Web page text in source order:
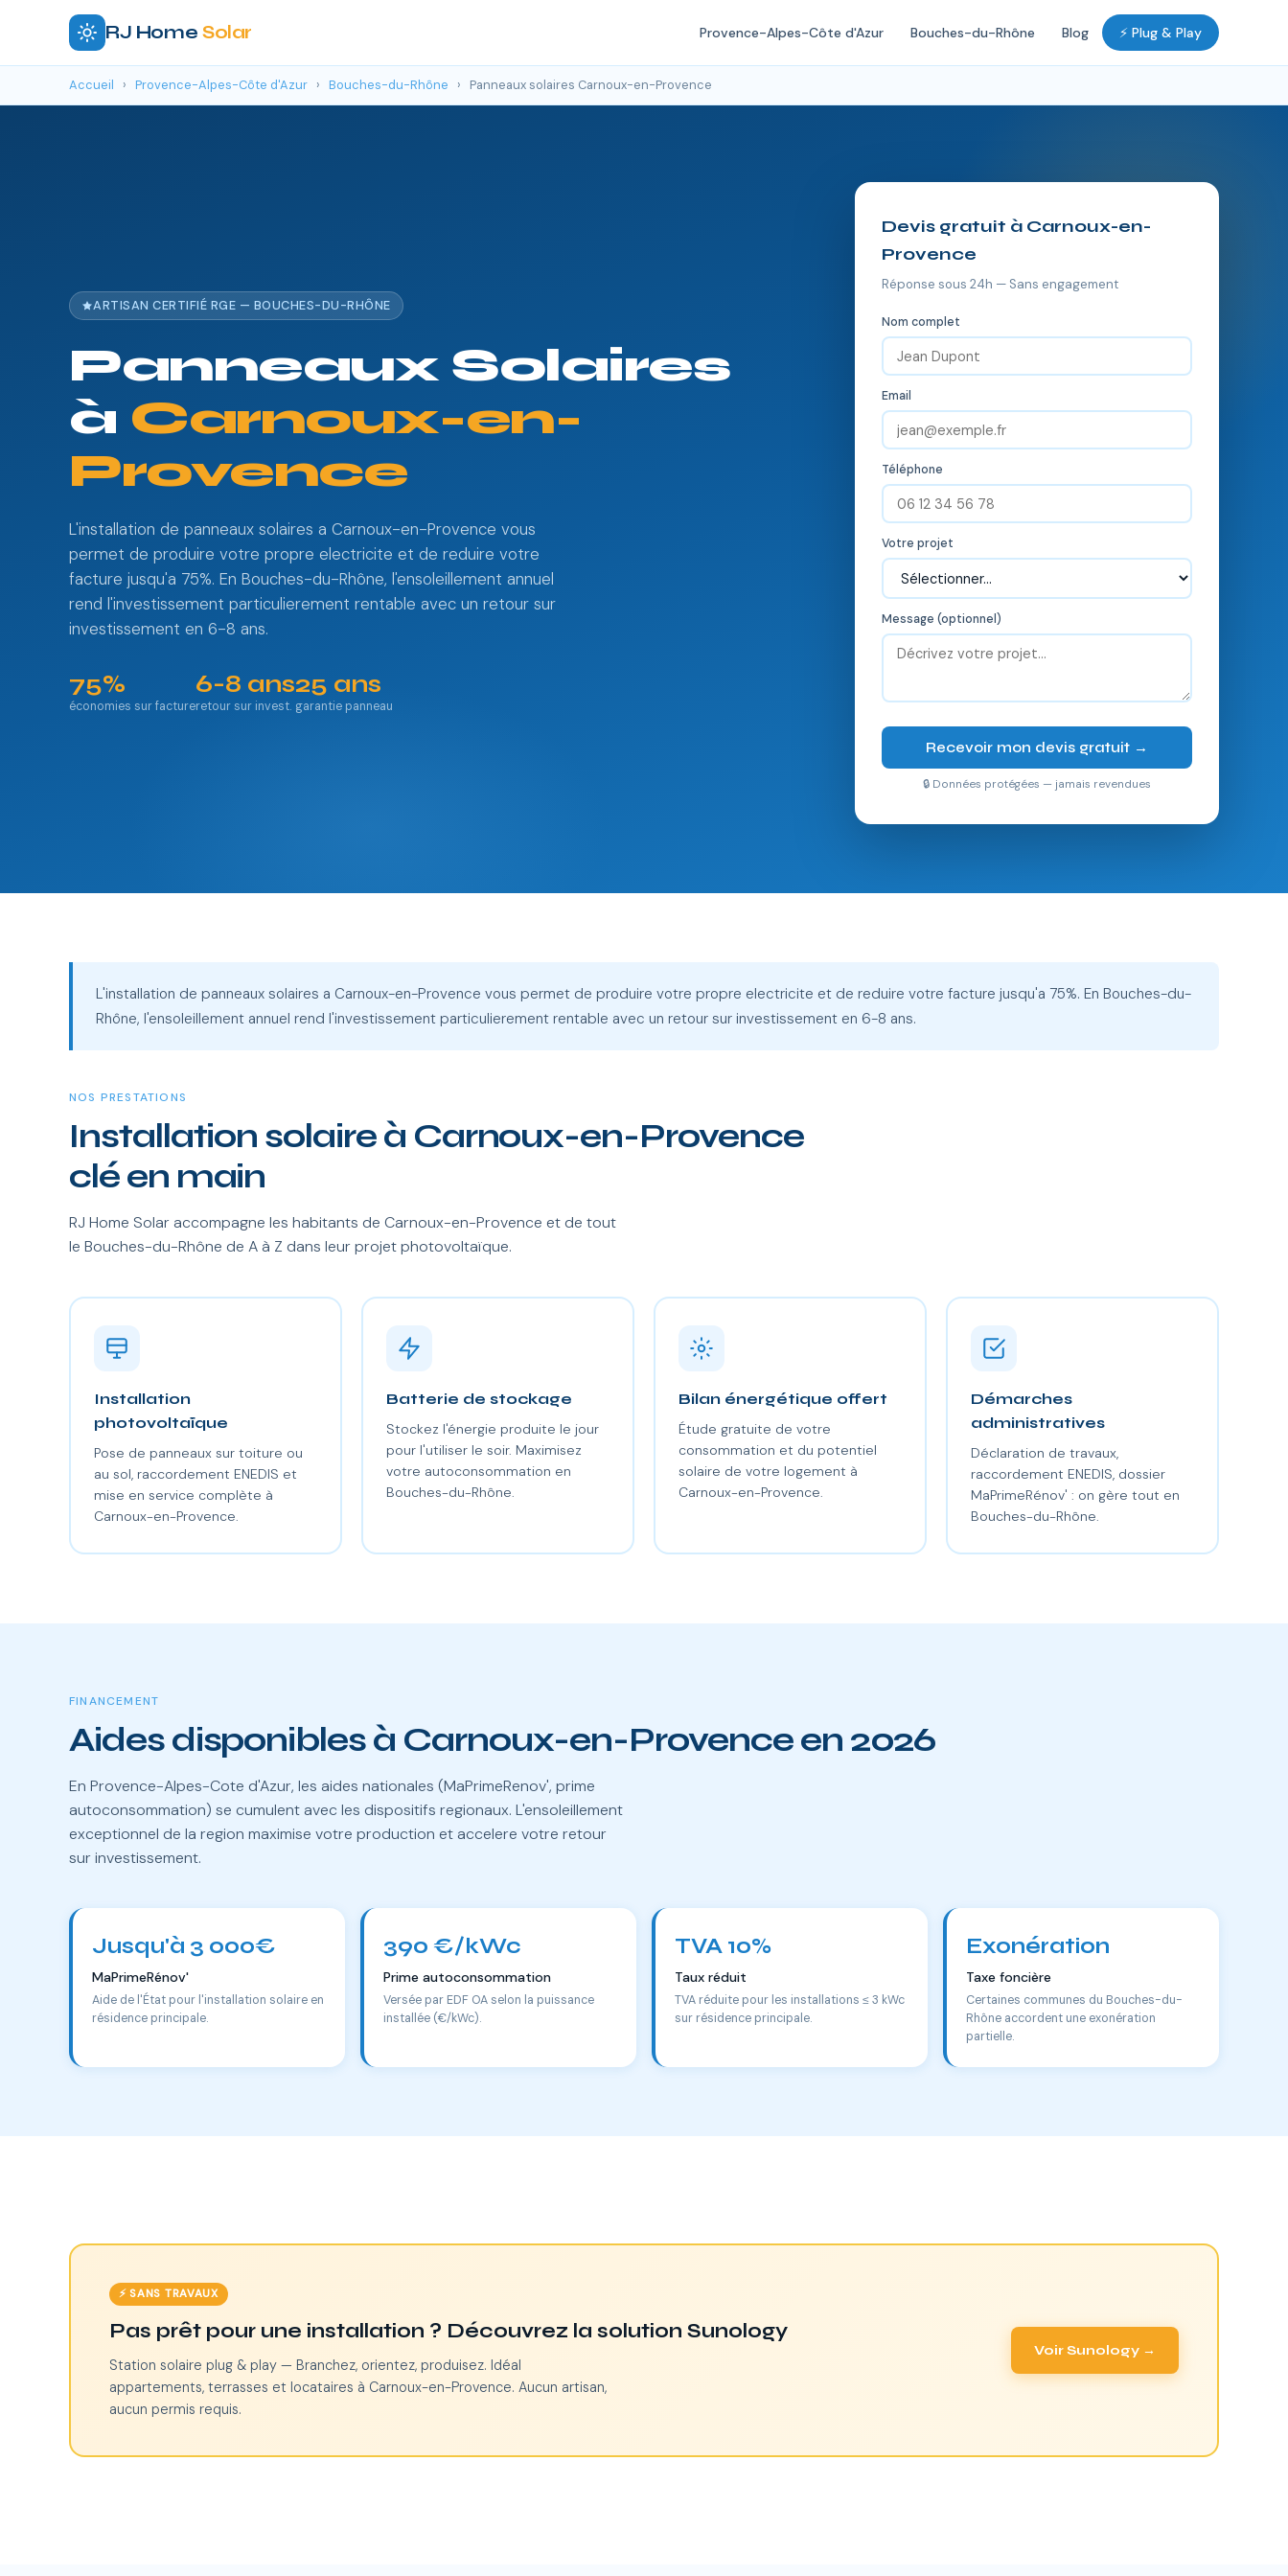
RJ Home Solar Provence-Alpes-Côte d'Azur Bouches-du-Rhône Blog ⚡ Plug & Play
Accueil › Provence-Alpes-Côte d'Azur › Bouches-du-Rhône › Panneaux solaires Carnoux-en-Provence
ARTISAN CERTIFIÉ RGE — BOUCHES-DU-RHÔNE
Panneaux Solaires
à Carnoux-en-
Provence
L'installation de panneaux solaires a Carnoux-en-Provence vous
permet de produire votre propre electricite et de reduire votre
facture jusqu'a 75%. En Bouches-du-Rhône, l'ensoleillement annuel
rend l'investissement particulierement rentable avec un retour sur
investissement en 6-8 ans.
75%
économies sur facture
6-8 ans
retour sur invest.
25 ans
garantie panneau
Devis gratuit à Carnoux-en-
Provence
Réponse sous 24h — Sans engagement
Nom complet
Email
Téléphone
Votre projet
Message (optionnel)
Recevoir mon devis gratuit →
🔒 Données protégées — jamais revendues
L'installation de panneaux solaires a Carnoux-en-Provence vous permet de produire votre propre electricite et de reduire votre facture jusqu'a 75%. En Bouches-du-
Rhône, l'ensoleillement annuel rend l'investissement particulierement rentable avec un retour sur investissement en 6-8 ans.
NOS PRESTATIONS
Installation solaire à Carnoux-en-Provence
clé en main
RJ Home Solar accompagne les habitants de Carnoux-en-Provence et de tout
le Bouches-du-Rhône de A à Z dans leur projet photovoltaïque.
Installation
photovoltaïque
Pose de panneaux sur toiture ou
au sol, raccordement ENEDIS et
mise en service complète à
Carnoux-en-Provence.
Batterie de stockage
Stockez l'énergie produite le jour
pour l'utiliser le soir. Maximisez
votre autoconsommation en
Bouches-du-Rhône.
Bilan énergétique offert
Étude gratuite de votre
consommation et du potentiel
solaire de votre logement à
Carnoux-en-Provence.
Démarches
administratives
Déclaration de travaux,
raccordement ENEDIS, dossier
MaPrimeRénov' : on gère tout en
Bouches-du-Rhône.
FINANCEMENT
Aides disponibles à Carnoux-en-Provence en 2026
En Provence-Alpes-Cote d'Azur, les aides nationales (MaPrimeRenov', prime
autoconsommation) se cumulent avec les dispositifs regionaux. L'ensoleillement
exceptionnel de la region maximise votre production et accelere votre retour
sur investissement.
Jusqu'à 3 000€
MaPrimeRénov'
Aide de l'État pour l'installation solaire en
résidence principale.
390 €/kWc
Prime autoconsommation
Versée par EDF OA selon la puissance
installée (€/kWc).
TVA 10%
Taux réduit
TVA réduite pour les installations ≤ 3 kWc
sur résidence principale.
Exonération
Taxe foncière
Certaines communes du Bouches-du-
Rhône accordent une exonération
partielle.
⚡ SANS TRAVAUX
Pas prêt pour une installation ? Découvrez la solution Sunology
Station solaire plug & play — Branchez, orientez, produisez. Idéal
appartements, terrasses et locataires à Carnoux-en-Provence. Aucun artisan,
aucun permis requis.
Voir Sunology →